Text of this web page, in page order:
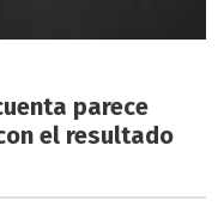
parece
el resultado